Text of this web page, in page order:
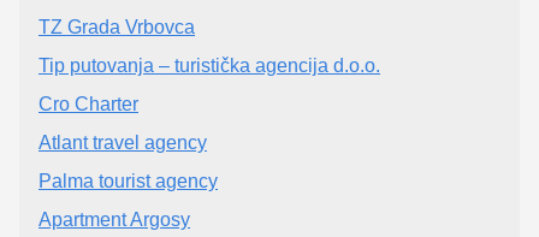
TZ Grada Vrbovca
Tip putovanja – turistička agencija d.o.o.
Cro Charter
Atlant travel agency
Palma tourist agency
Apartment Argosy